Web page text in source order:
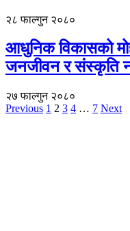
२८ फाल्गुन २०८०
आधुनिक विकासको
जनजीवन र संस्कृति
२७ फाल्गुन २०८०
Previous 1 2 3 4 … 7 Next